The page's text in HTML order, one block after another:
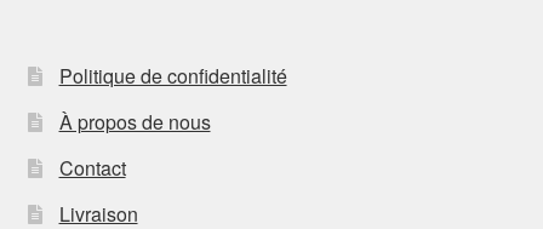
Politique de confidentialité
À propos de nous
Contact
Livraison